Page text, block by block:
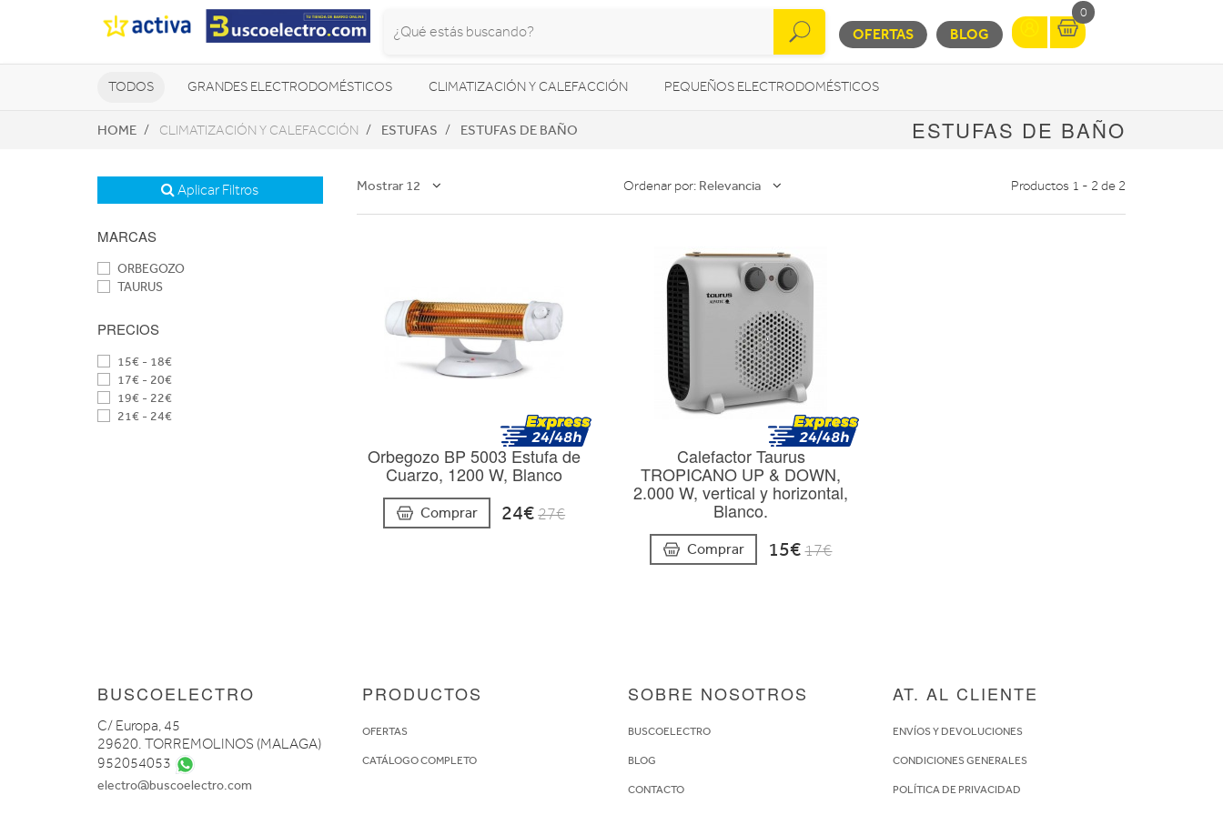
OFERTAS BLOG
0
TODOS GRANDES ELECTRODOMÉSTICOS CLIMATIZACIÓN Y CALEFACCIÓN PEQUEÑOS ELECTRODOMÉSTICOS
TELEVISORES Y REPRODUCTORES SONIDO / AUDIO CÁMARAS FOTO/VÍDEO INFORMÁTICA MOVILIDAD URBANA
NAVEGADORES GPS CONSOLAS HIGIENE Y SALUD ENERGÍA
HOME CLIMATIZACIÓN Y CALEFACCIÓN ESTUFAS ESTUFAS DE BAÑO ESTUFAS DE BAÑO
Aplicar Filtros
MARCAS
ORBEGOZO
TAURUS
PRECIOS
15€ - 18€
17€ - 20€
19€ - 22€
21€ - 24€
Mostrar 12 Ordenar por: Relevancia Productos 1 - 2 de 2
Orbegozo BP 5003 Estufa de
Cuarzo, 1200 W, Blanco
Comprar 24€27€
Calefactor Taurus
TROPICANO UP & DOWN,
2.000 W, vertical y horizontal,
Blanco.
Comprar 15€17€
BUSCOELECTRO
C/ Europa, 45
29620. TORREMOLINOS (MALAGA)
952054053
electro@buscoelectro.com
PRODUCTOS
OFERTAS
CATÁLOGO COMPLETO
SOBRE NOSOTROS
BUSCOELECTRO
BLOG
CONTACTO
AT. AL CLIENTE
ENVÍOS Y DEVOLUCIONES
CONDICIONES GENERALES
POLÍTICA DE PRIVACIDAD